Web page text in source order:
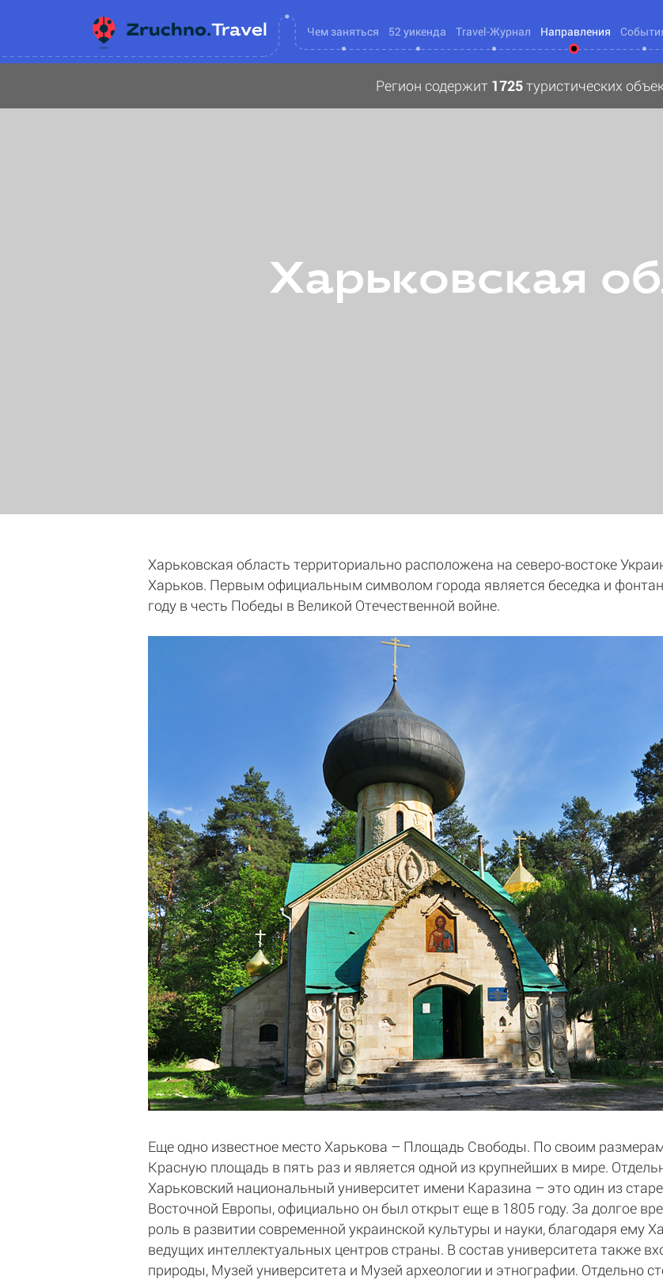
Чем заняться 52 уикенда Travel-Журнал Направления
Регион содержит 1725туристических
Харьковская
Харьковская область территориально расположена на северо-востоке
Харьков. Первым официальным символом города является беседка и фонтан
году в честь Победы в Великой Отечественной войне.
Еще одно известное место Харькова – Площадь Свободы. По своим
Красную площадь в пять раз и является одной из крупнейших в мире.
Харьковский национальный университет имени Каразина – это один из
Восточной Европы, официально он был открыт еще в 1805 году. За долгое
роль в развитии современной украинской культуры и науки, благодаря ему
ведущих интеллектуальных центров страны. В состав университета также
природы, Музей университета и Музей археологии и этнографии. Отдельно